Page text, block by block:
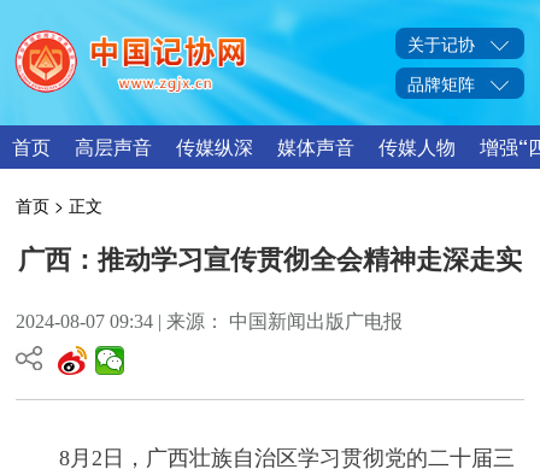
关于记协
品牌矩阵
首页 高层声音 传媒纵深 媒体声音 传媒人物 增强“
首页 > 正文
广西：推动学习宣传贯彻全会精神走深走实
2024-08-07 09:34 | 来源： 中国新闻出版广电报
8月2日，广西壮族自治区学习贯彻党的二十届三